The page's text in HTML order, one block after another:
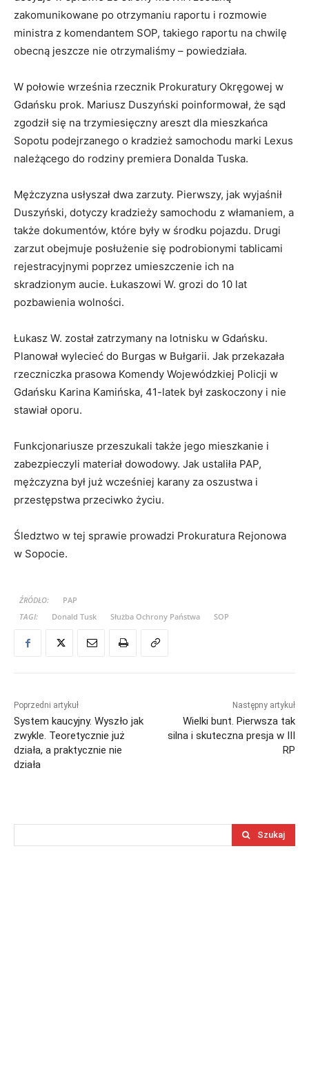
zakomunikowane po otrzymaniu raportu i rozmowie
ministra z komendantem SOP, takiego raportu na chwilę
obecną jeszcze nie otrzymaliśmy – powiedziała.
W połowie września rzecznik Prokuratury Okręgowej w
Gdańsku prok. Mariusz Duszyński poinformował, że sąd
zgodził się na trzymiesięczny areszt dla mieszkańca
Sopotu podejrzanego o kradzież samochodu marki Lexus
należącego do rodziny premiera Donalda Tuska.
Mężczyzna usłyszał dwa zarzuty. Pierwszy, jak wyjaśnił
Duszyński, dotyczy kradzieży samochodu z włamaniem, a
także dokumentów, które były w środku pojazdu. Drugi
zarzut obejmuje posłużenie się podrobionymi tablicami
rejestracyjnymi poprzez umieszczenie ich na
skradzionym aucie. Łukaszowi W. grozi do 10 lat
pozbawienia wolności.
Łukasz W. został zatrzymany na lotnisku w Gdańsku.
Planował wylecieć do Burgas w Bułgarii. Jak przekazała
rzeczniczka prasowa Komendy Wojewódzkiej Policji w
Gdańsku Karina Kamińska, 41-latek był zaskoczony i nie
stawiał oporu.
Funkcjonariusze przeszukali także jego mieszkanie i
zabezpieczyli materiał dowodowy. Jak ustaliła PAP,
mężczyzna był już wcześniej karany za oszustwa i
przestępstwa przeciwko życiu.
Śledztwo w tej sprawie prowadzi Prokuratura Rejonowa
w Sopocie.
ŹRÓDŁO:
PAP
TAGI:
Donald Tusk Służba Ochrony Państwa SOP
Poprzedni artykuł
System kaucyjny. Wyszło jak
zwykle. Teoretycznie już
działa, a praktycznie nie
działa
Następny artykuł
Wielki bunt. Pierwsza tak
silna i skuteczna presja w III
RP
Szukaj